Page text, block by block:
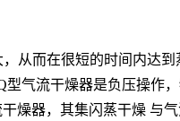
从而在很短的时间内达到
气流干燥器是负压操作
燥器，其集闪蒸干燥 与气